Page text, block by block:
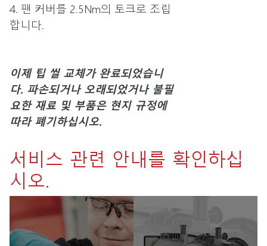
4. 팬 커버를 2.5Nm의 토크로 조립
합니다.
이제 팁 씰 교체가 완료되었습니
다. 파손되거나 오래되었거나 불필
요한 재료 및 부품은 현지 규정에
따라 폐기하십시오.
서비스 관련 안내를 확인하십
시오.